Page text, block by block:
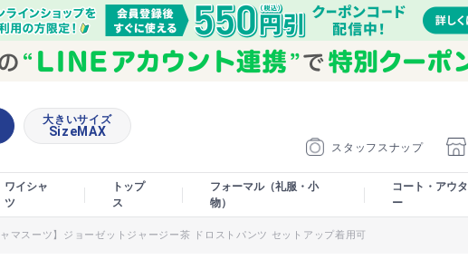
スタッフスナップ
大きいサイズ
SizeMAX
ワイシャ
ツ
トップ
ス
フォーマル（礼服・小
物）
コート・アウタ
ー
ャマスーツ】ジョーゼットジャージー茶 ドロストパンツ セットアップ着用可